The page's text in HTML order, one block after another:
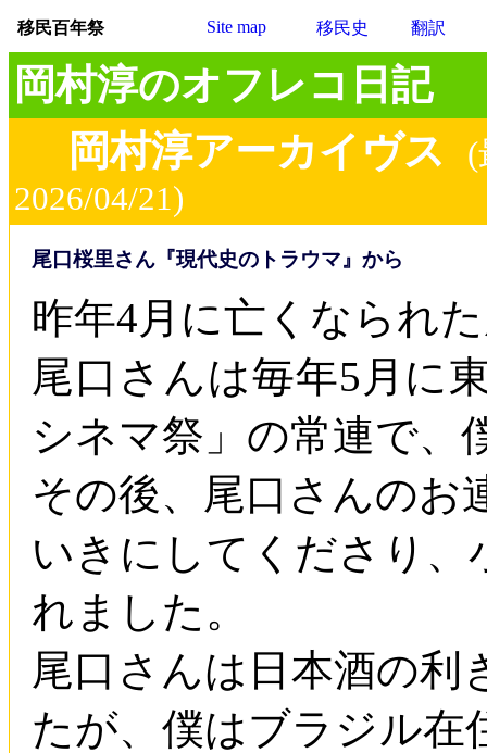
移民百年祭 Site map 移民史 翻訳
岡村淳のオフレコ日記
岡村淳アーカイヴス
(
2026/04/21)
尾口桜里さん『現代史のトラウマ』から
昨年4月に亡くなられ
尾口さんは毎年5月に
シネマ祭」の常連で、
その後、尾口さんのお
いきにしてくださり、
れました。
尾口さんは日本酒の
たが、僕はブラジル在